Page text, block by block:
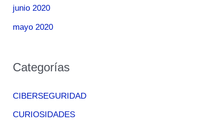
junio 2020
mayo 2020
Categorías
CIBERSEGURIDAD
CURIOSIDADES